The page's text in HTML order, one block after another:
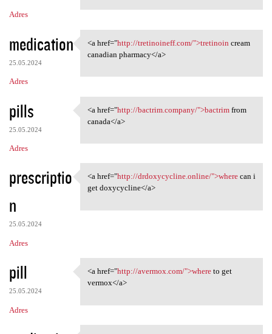
Adres
medication
25.05.2024
Adres
<a href="http://tretinoineff
<a href="http://tretinoineff.com/">tretinoin cream
canadian pharmacy</a>
pills
25.05.2024
Adres
<a href="http://bactrim
<a href="http://bactrim.company/">bactrimfrom
canada</a>
prescriptio
n
25.05.2024
Adres
<a href="http://drdoxycycline
<a href="http://drdoxycycline.online/">wherecan i
get doxycycline</a>
pill
25.05.2024
Adres
<a href="http://avermox.com/"
<a href="http://avermox.com/">whereto get
vermox</a>